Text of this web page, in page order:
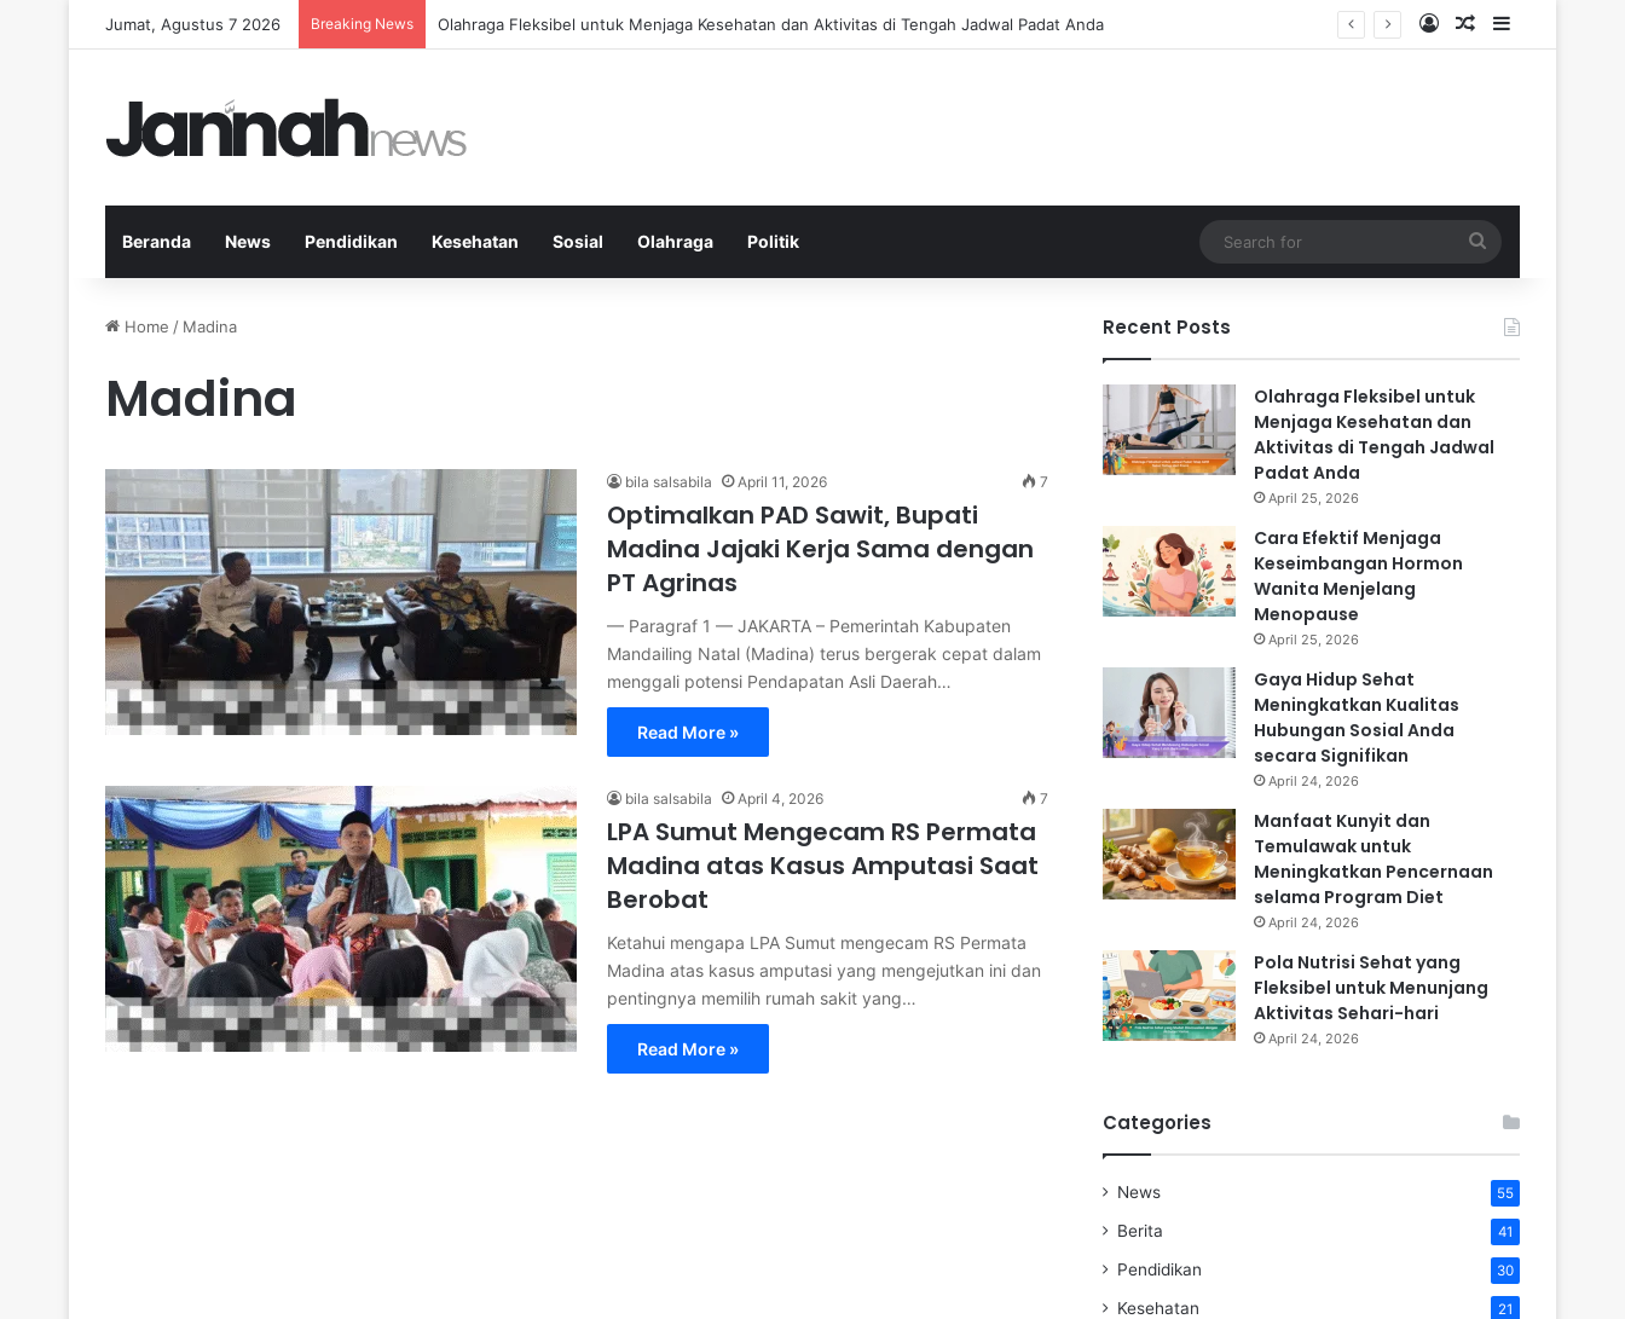
Jumat, Agustus 7 2026 Breaking News Cara Efektif Menjaga Keseimbangan Hormon Wanita Menjelang Menopause Log InRandom Article
Sidebar
Beranda News Pendidikan Kesehatan Sosial Olahraga Politik
for
Home / Madina
Madina
bila salsabila April 11, 2026 7
Optimalkan PAD Sawit, Bupati
Madina Jajaki Kerja Sama dengan
PT Agrinas
— Paragraf 1 — JAKARTA – Pemerintah Kabupaten
Mandailing Natal (Madina) terus bergerak cepat dalam
menggali potensi Pendapatan Asli Daerah…
Read More »
bila salsabila April 4, 2026 7
LPA Sumut Mengecam RS Permata
Madina atas Kasus Amputasi Saat
Berobat
Ketahui mengapa LPA Sumut mengecam RS Permata
Madina atas kasus amputasi yang mengejutkan ini dan
pentingnya memilih rumah sakit yang…
Read More »
Recent Posts
Olahraga Fleksibel untuk
Menjaga Kesehatan dan
Aktivitas di Tengah Jadwal
Padat Anda
April 25, 2026
Cara Efektif Menjaga
Keseimbangan Hormon
Wanita Menjelang
Menopause
April 25, 2026
Gaya Hidup Sehat
Meningkatkan Kualitas
Hubungan Sosial Anda
secara Signifikan
April 24, 2026
Manfaat Kunyit dan
Temulawak untuk
Meningkatkan Pencernaan
selama Program Diet
April 24, 2026
Pola Nutrisi Sehat yang
Fleksibel untuk Menunjang
Aktivitas Sehari-hari
April 24, 2026
Categories
News 55
Berita 41
Pendidikan 30
Kesehatan 21